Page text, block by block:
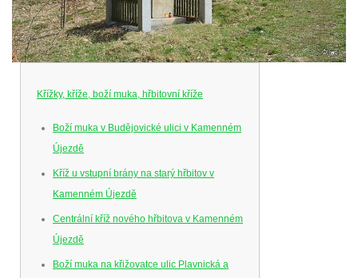
Křížky, kříže, boží muka, hřbitovní kříže
Boží muka v Budějovické ulici v Kamenném
Újezdě
Kříž u vstupní brány na starý hřbitov v
Kamenném Újezdě
Centrální kříž nového hřbitova v Kamenném
Újezdě
Boží muka na křižovatce ulic Plavnická a